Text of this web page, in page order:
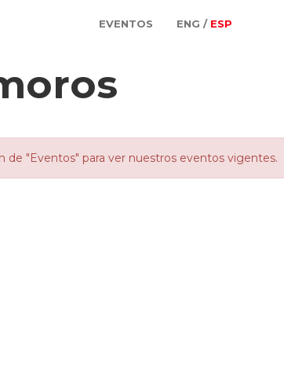
EVENTOS ENG / ESP
"Eventos" para ver nuestros eventos vigentes.